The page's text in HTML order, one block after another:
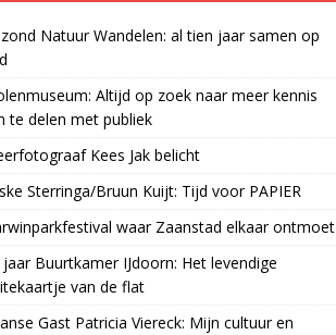
Natuur Wandelen: al tien jaar samen op
Altijd op zoek naar meer kennis
te delen met publiek
Kees Jak belicht
Sterringa/Bruun Kuijt: Tijd voor PAPIER
waar Zaanstad elkaar ontmoet
jaar Buurtkamer IJdoorn: Het levendige
van de flat
Gast Patricia Viereck: Mijn cultuur en